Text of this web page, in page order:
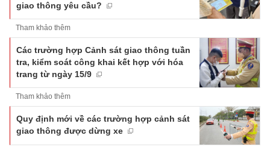
giao thông yêu cầu?
Tham khảo thêm
Các trường hợp Cảnh sát giao thông tuần
tra, kiểm soát công khai kết hợp với hóa
trang từ ngày 15/9
Tham khảo thêm
Quy định mới về các trường hợp cảnh sát
giao thông được dừng xe